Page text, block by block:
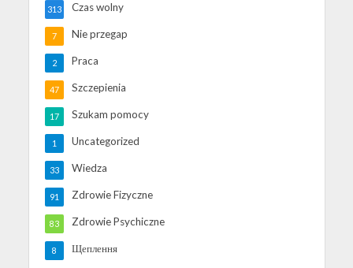
Czas wolny
313
Nie przegap
7
Praca
2
Szczepienia
47
Szukam pomocy
17
Uncategorized
1
Wiedza
33
Zdrowie Fizyczne
91
Zdrowie Psychiczne
83
Щеплення
8